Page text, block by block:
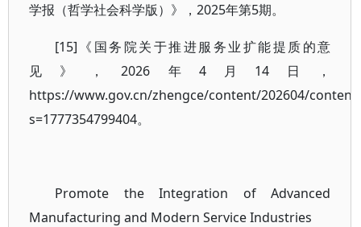
学报（哲学社会科学版）》，2025年第5期。
[15]《国务院关于推进服务业扩能提质的意
见》，2026年4月14日，
https://www.gov.cn/zhengce/content/202604/
s=1777354799404。
Promote the Integration of Advanced
Manufacturing and Modern Service Industries